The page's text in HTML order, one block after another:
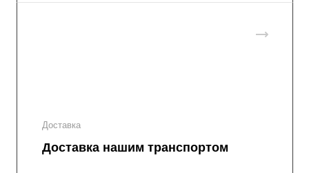
Доставка
Доставка нашим транспортом